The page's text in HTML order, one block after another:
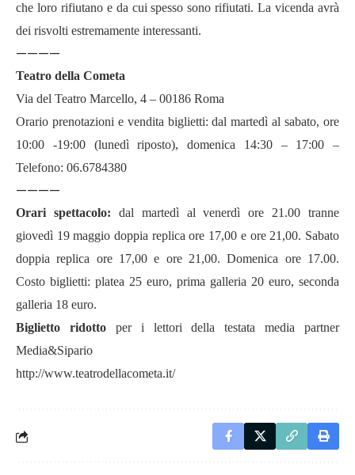
che loro rifiutano e da cui spesso sono rifiutati. La vicenda avrà
dei risvolti estremamente interessanti.
————
Teatro della Cometa
Via del Teatro Marcello, 4 – 00186 Roma
Orario prenotazioni e vendita biglietti: dal martedì al sabato, ore
10:00 -19:00 (lunedì riposto), domenica 14:30 – 17:00 –
Telefono: 06.6784380
————
Orari spettacolo: dal martedì al venerdì ore 21.00 tranne
giovedì 19 maggio doppia replica ore 17,00 e ore 21,00. Sabato
doppia replica ore 17,00 e ore 21,00. Domenica ore 17.00.
Costo biglietti: platea 25 euro, prima galleria 20 euro, seconda
galleria 18 euro.
Biglietto ridottoper i lettori della testata media partner
Media&Sipario
http://www.teatrodellacometa.it/